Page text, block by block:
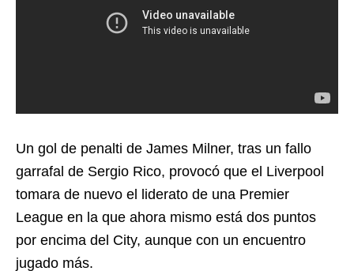
Un gol de penalti de James Milner, tras un fallo
garrafal de Sergio Rico, provocó que el Liverpool
tomara de nuevo el liderato de una Premier
League en la que ahora mismo está dos puntos
por encima del City, aunque con un encuentro
jugado más.